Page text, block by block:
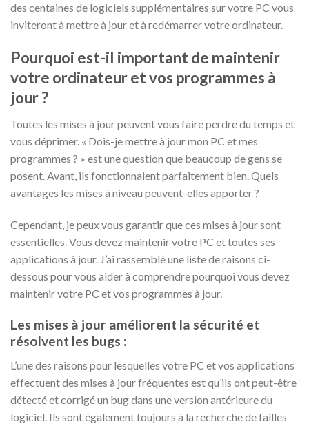
des centaines de logiciels supplémentaires sur votre PC vous
inviteront à mettre à jour et à redémarrer votre ordinateur.
Pourquoi est-il important de maintenir
votre ordinateur et vos programmes à
jour ?
Toutes les mises à jour peuvent vous faire perdre du temps et
vous déprimer. « Dois-je mettre à jour mon PC et mes
programmes ? » est une question que beaucoup de gens se
posent. Avant, ils fonctionnaient parfaitement bien. Quels
avantages les mises à niveau peuvent-elles apporter ?
Cependant, je peux vous garantir que ces mises à jour sont
essentielles. Vous devez maintenir votre PC et toutes ses
applications à jour. J’ai rassemblé une liste de raisons ci-
dessous pour vous aider à comprendre pourquoi vous devez
maintenir votre PC et vos programmes à jour.
Les mises à jour améliorent la sécurité et
résolvent les bugs :
L’une des raisons pour lesquelles votre PC et vos applications
effectuent des mises à jour fréquentes est qu’ils ont peut-être
détecté et corrigé un bug dans une version antérieure du
logiciel. Ils sont également toujours à la recherche de failles